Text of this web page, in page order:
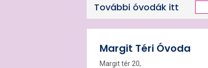
További óvodák itt
Margit Téri Óvoda
Margit tér 20,